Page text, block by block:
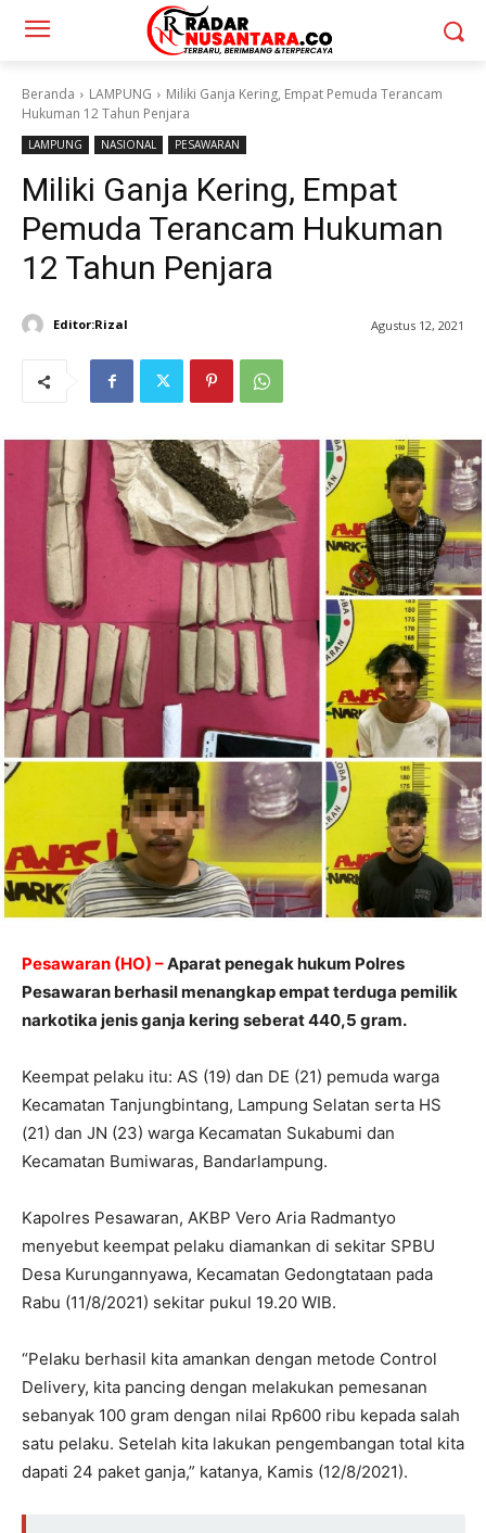
Beranda LAMPUNG
Miliki Ganja Kering, Empat Pemuda Terancam
Hukuman 12 Tahun Penjara
LAMPUNG NASIONAL PESAWARAN
Miliki Ganja Kering, Empat
Pemuda Terancam Hukuman
12 Tahun Penjara
Editor:Rizal Agustus 12, 2021
Pesawaran (HO) –Aparat penegak hukum Polres
Pesawaran berhasil menangkap empat terduga pemilik
narkotika jenis ganja kering seberat 440,5 gram.
Keempat pelaku itu: AS (19) dan DE (21) pemuda warga
Kecamatan Tanjungbintang, Lampung Selatan serta HS
(21) dan JN (23) warga Kecamatan Sukabumi dan
Kecamatan Bumiwaras, Bandarlampung.
Kapolres Pesawaran, AKBP Vero Aria Radmantyo
menyebut keempat pelaku diamankan di sekitar SPBU
Desa Kurungannyawa, Kecamatan Gedongtataan pada
Rabu (11/8/2021) sekitar pukul 19.20 WIB.
“Pelaku berhasil kita amankan dengan metode Control
Delivery, kita pancing dengan melakukan pemesanan
sebanyak 100 gram dengan nilai Rp600 ribu kepada salah
satu pelaku. Setelah kita lakukan pengembangan total kita
dapati 24 paket ganja,” katanya, Kamis (12/8/2021).